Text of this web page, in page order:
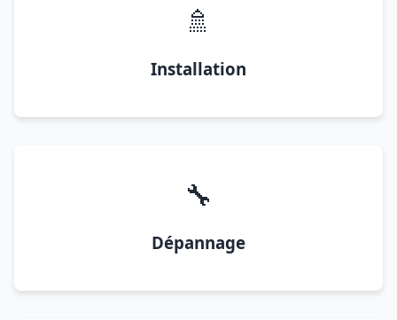
🚿
Installation
🔧
Dépannage